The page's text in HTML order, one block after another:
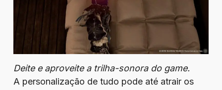
Deite e aproveite a trilha-sonora do game.
A personalização de tudo pode até atrair os